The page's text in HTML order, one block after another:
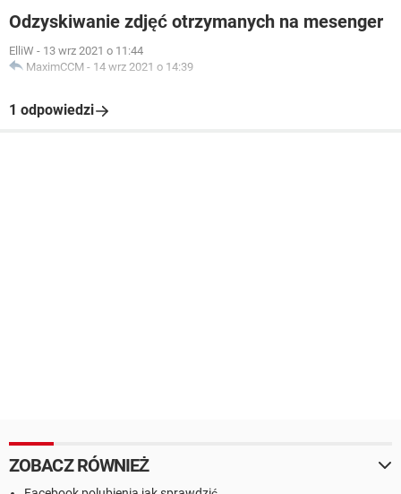
Odzyskiwanie zdjęć otrzymanych na mesenger
ElliW - 13 wrz 2021 o 11:44
MaximCCM - 14 wrz 2021 o 14:39
1 odpowiedzi
ZOBACZ RÓWNIEŻ